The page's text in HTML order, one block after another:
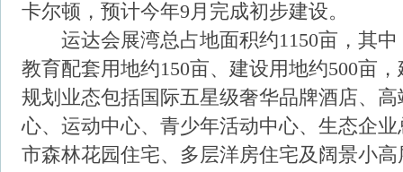
卡尔顿，预计今年9月完成初步建设。
运达会展湾总占地面积约1150亩，其中
教育配套用地约150亩、建设用地约500亩
规划业态包括国际五星级奢华品牌酒店、
心、运动中心、青少年活动中心、生态企
市森林花园住宅、多层洋房住宅及阔景小